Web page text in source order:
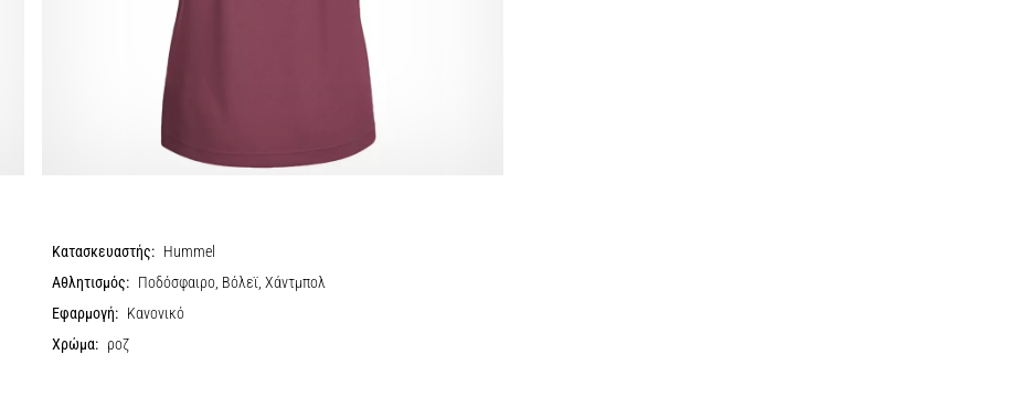
Κατασκευαστής: Hummel
Αθλητισμός: Ποδόσφαιρο, Βόλεϊ, Χάντμπολ
Εφαρμογή: Κανονικό
Χρώμα: ροζ